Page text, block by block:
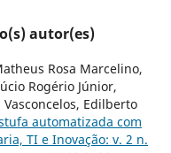
autor(es)
Rosa Marcelino,
Rogério Júnior,
Edilberto
automatizada com
TI e Inovação: v. 2 n.